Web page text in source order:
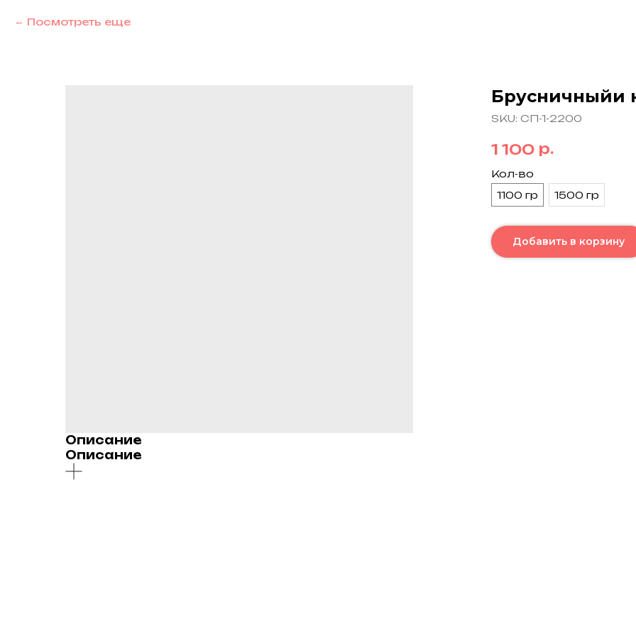
Посмотреть еще
Брусничныйи
SKU: СП-1-2200
1 100 р.
Кол-во
1100 гр
1500 гр
Добавить в корзину
Описание
Описание